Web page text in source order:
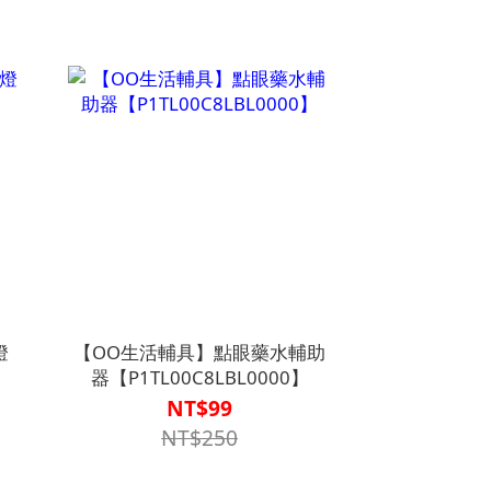
【OO生活輔具】點眼藥水輔助
器【P1TL00C8LBL0000】
NT$99
NT$250